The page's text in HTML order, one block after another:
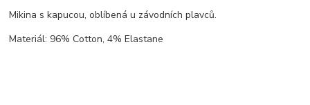
Mikina s kapucou, oblíbená u závodních plavců.
Materiál: 96% Cotton, 4% Elastane